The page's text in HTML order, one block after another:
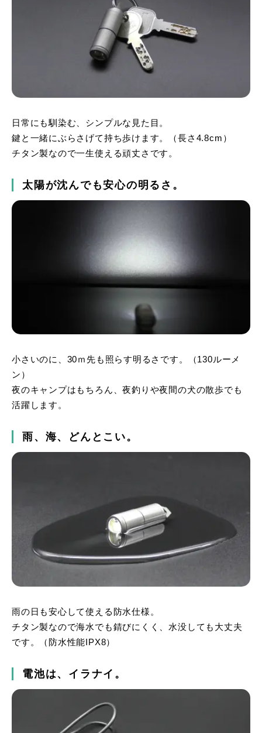
日常にも馴染む、シンプルな見た目。
鍵と一緒にぶらさげて持ち歩けます。（長さ4.8cm）
チタン製なので一生使える頑丈さです。
太陽が沈んでも安心の明るさ。
小さいのに、30ｍ先も照らす明るさです。（130ルーメ
ン）
夜のキャンプはもちろん、夜釣りや夜間の犬の散歩でも
活躍します。
雨、海、どんとこい。
雨の日も安心して使える防水仕様。
チタン製なので海水でも錆びにくく、水没しても大丈夫
です。（防水性能IPX8）
電池は、イラナイ。